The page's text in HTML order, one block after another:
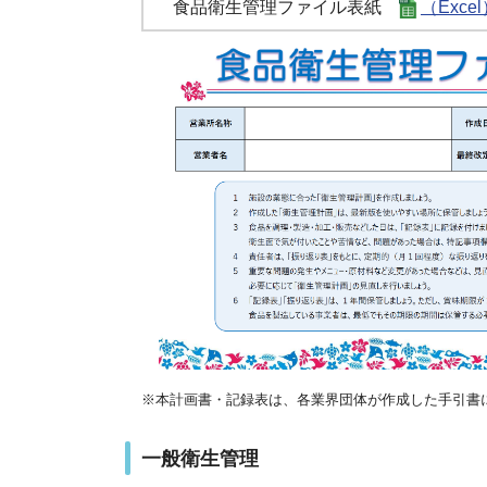
食品衛生管理ファイル表紙 （
※本計画書・記録表は、各業界団体が作成した手引書
一般衛生管理